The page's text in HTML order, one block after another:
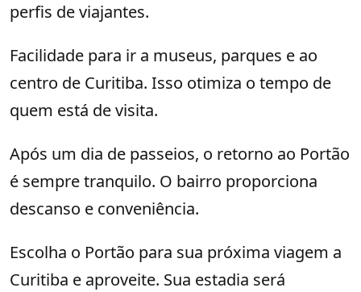
perfis de viajantes.
Facilidade para ir a museus, parques e ao
centro de Curitiba. Isso otimiza o tempo de
quem está de visita.
Após um dia de passeios, o retorno ao Portão
é sempre tranquilo. O bairro proporciona
descanso e conveniência.
Escolha o Portão para sua próxima viagem a
Curitiba e aproveite. Sua estadia será